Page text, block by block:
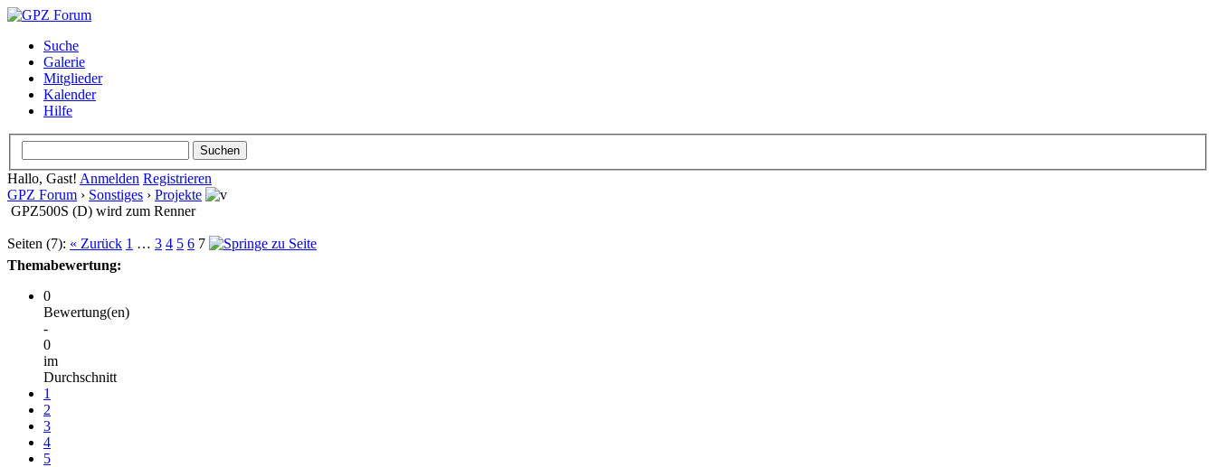
Suche
Galerie
Mitglieder
Kalender
Hilfe
Hallo, Gast! Anmelden Registrieren
GPZ Forum › Sonstiges › Projekte
GPZ500S (D) wird zum Renner
Seiten (7): « Zurück 1 … 3 4 5 6 7
Themabewertung:
0
Bewertung(en)
-
0
im
Durchschnitt
1
2
3
4
5